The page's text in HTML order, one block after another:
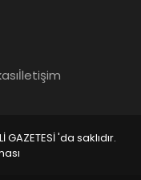
İletişim
'da saklıdır.